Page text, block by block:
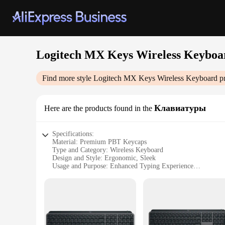
Logitech MX Keys Wireless
Find more style Logitech MX Keys Wireless Keyboard
Here are the products found in the Клавиатуры
Specifications:
Material: Premium PBT Keycaps
Type and Category: Wireless Keyboard
Design and Style: Ergonomic, Sleek
Usage and Purpose: Enhanced Typing Experience
**Advanced Connectivity and Performance**